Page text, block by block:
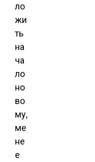
ло
жи
ть
на
ча
ло
но
во
му,
ме
не
е